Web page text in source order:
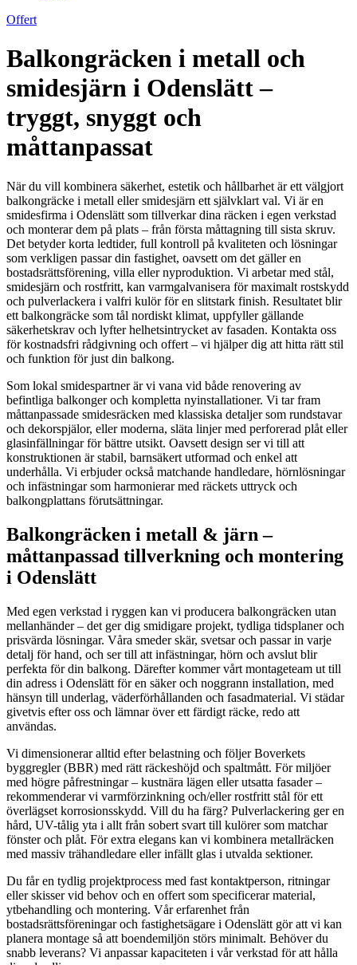
Offert
Balkongräcken i metall och
smidesjärn i Odenslätt –
tryggt, snyggt och
måttanpassat
När du vill kombinera säkerhet, estetik och hållbarhet är ett välgjort
balkongräcke i metall eller smidesjärn ett självklart val. Vi är en
smidesfirma i Odenslätt som tillverkar dina räcken i egen verkstad
och monterar dem på plats – från första måttagning till sista skruv.
Det betyder korta ledtider, full kontroll på kvaliteten och lösningar
som verkligen passar din fastighet, oavsett om det gäller en
bostadsrättsförening, villa eller nyproduktion. Vi arbetar med stål,
smidesjärn och rostfritt, kan varmgalvanisera för maximalt rostskydd
och pulverlackera i valfri kulör för en slitstark finish. Resultatet blir
ett balkongräcke som tål nordiskt klimat, uppfyller gällande
säkerhetskrav och lyfter helhetsintrycket av fasaden. Kontakta oss
för kostnadsfri rådgivning och offert – vi hjälper dig att hitta rätt stil
och funktion för just din balkong.
Som lokal smidespartner är vi vana vid både renovering av
befintliga balkonger och kompletta nyinstallationer. Vi tar fram
måttanpassade smidesräcken med klassiska detaljer som rundstavar
och dekorspjälor, eller moderna, släta linjer med perforerad plåt eller
glasinfällningar för bättre utsikt. Oavsett design ser vi till att
konstruktionen är stabil, barnsäkert utformad och enkel att
underhålla. Vi erbjuder också matchande handledare, hörn­lösningar
och infästningar som harmonierar med räckets uttryck och
balkongplattans förutsättningar.
Balkongräcken i metall & järn –
måttanpassad tillverkning och montering
i Odenslätt
Med egen verkstad i ryggen kan vi producera balkongräcken utan
mellanhänder – det ger dig smidigare projekt, tydliga tidsplaner och
prisvärda lösningar. Våra smeder skär, svetsar och passar in varje
detalj för hand, och ser till att infästningar, hörn och avslut blir
perfekta för din balkong. Därefter kommer vårt montageteam ut till
din adress i Odenslätt för en säker och noggrann installation, med
hänsyn till underlag, väderförhållanden och fasadmaterial. Vi städar
givetvis efter oss och lämnar över ett färdigt räcke, redo att
användas.
Vi dimensionerar alltid efter belastning och följer Boverkets
byggregler (BBR) med rätt räckeshöjd och spaltmått. För miljöer
med högre påfrestningar – kustnära lägen eller utsatta fasader –
rekommenderar vi varmförzinkning och/eller rostfritt stål för ett
överlägset korrosionsskydd. Vill du ha färg? Pulverlackering ger en
hård, UV-tålig yta i allt från sobert svart till kulörer som matchar
fönster och plåt. För extra elegans kan vi kombinera metallräcken
med massiv trähandledare eller infällt glas i utvalda sektioner.
Du får en tydlig projektprocess med fast kontaktperson, ritningar
eller skisser vid behov och en offert som specificerar material,
ytbehandling och montering. Vår erfarenhet från
bostadsrättsföreningar och fastighetsägare i Odenslätt gör att vi kan
planera montage så att boendemiljön störs minimalt. Behöver du
snabb leverans? Vi anpassar kapaciteten i vår verkstad för att hålla